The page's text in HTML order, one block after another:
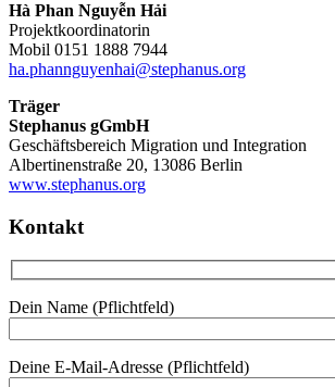
Hà Phan Nguyễn Hải
Projektkoordinatorin
Mobil 0151 1888 7944
ha.phannguyenhai@stephanus.org
Träger
Stephanus gGmbH
Geschäftsbereich Migration und Integration
Albertinenstraße 20, 13086 Berlin
www.stephanus.org
Kontakt
Dein Name (Pflichtfeld)
Deine E-Mail-Adresse (Pflichtfeld)